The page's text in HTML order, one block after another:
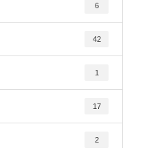
6
42
1
17
2